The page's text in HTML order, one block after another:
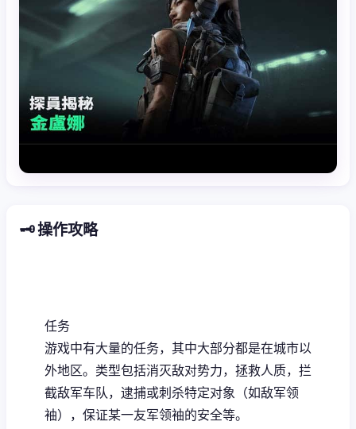
🗝️ 操作攻略
任务
游戏中有大量的任务，其中大部分都是在城市以
外地区。类型包括消灭敌对势力，拯救人质，拦
截敌军车队，逮捕或刺杀特定对象（如敌军领
袖），保证某一友军领袖的安全等。